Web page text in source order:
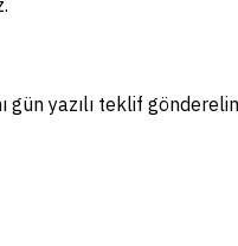
gün yazılı teklif